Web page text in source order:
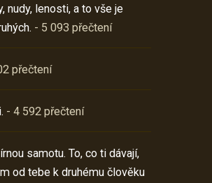
nudy, lenosti, a to vše je
- 5 093 přečtení
přečtení
- 4 592 přečtení
samotu. To, co ti dávají,
od tebe k druhému člověku